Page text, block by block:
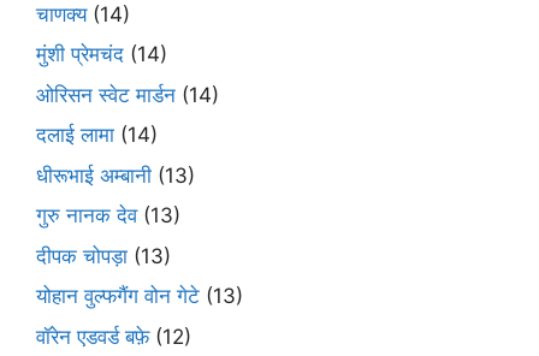
चाणक्य(14)
मुंशी प्रेमचंद (14)
ओरिसन स्‍वेट मार्डन (14)
दलाई लामा (14)
धीरूभाई अम्बानी (13)
गुरु नानक देव(13)
दीपक चोपड़ा (13)
योहान वुल्फगैंग वोन गेटे (13)
वॉरेन एडवर्ड बफ़े(12)